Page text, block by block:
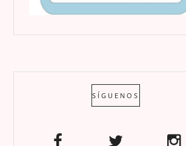
SÍGUENOS